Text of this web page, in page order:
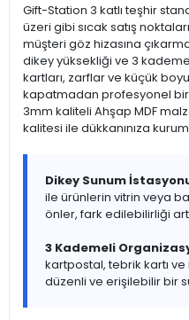
Gift-Station 3 katlı teşhir
üzeri gibi sıcak satış
müşteri göz hizasına
dikey yüksekliği ve 3
kartları, zarflar ve küçük
kapatmadan profesyonel
3mm kaliteli Ahşap MDF
kalitesi ile dükkanınıza
Dikey Sunum
ile ürünlerin vitrin veya
önler, fark edilebilirliği
3 Kademeli
kartpostal, tebrik kartı
düzenli ve erişilebilir bir